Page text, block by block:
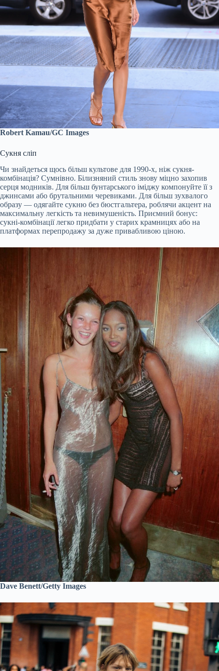
Robert Kamau/GC Images
Сукня сліп
Чи знайдеться щось більш культове для 1990-х, ніж сукня-
комбінація? Сумнівно. Білизняний стиль знову міцно захопив
серця модників. Для більш бунтарського іміджу компонуйте її з
джинсами або брутальними черевиками. Для більш зухвалого
образу — одягайте сукню без бюстгальтера, роблячи акцент на
максимальну легкість та невимушеність. Приємний бонус:
сукні-комбінації легко придбати у старих крамницях або на
платформах перепродажу за дуже привабливою ціною.
Dave Benett/Getty Images